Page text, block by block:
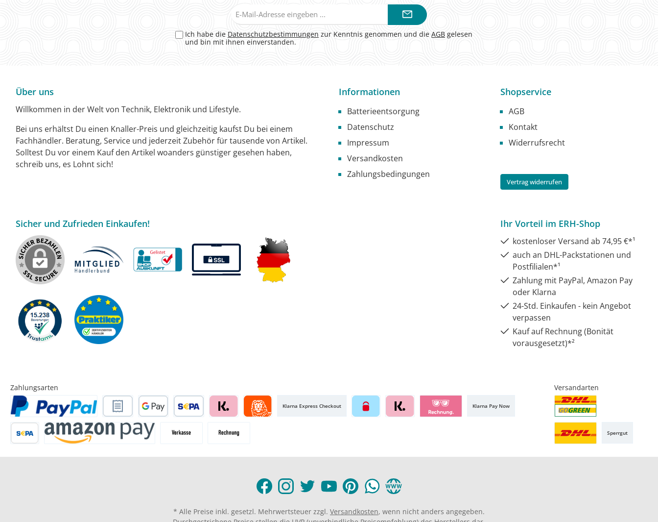
Mail-
Ich habe die Datenschutzbestimmungen zur Kenntnis genommen und die AGB gelesen
und bin mit ihnen einverstanden.
Über uns
Willkommen in der Welt von Technik, Elektronik und Lifestyle.
Bei uns erhältst Du einen Knaller-Preis und gleichzeitig kaufst Du bei einem
Fachhändler. Beratung, Service und jederzeit Zubehör für tausende von Artikel.
Solltest Du vor einem Kauf den Artikel woanders günstiger gesehen haben,
schreib uns, es Lohnt sich!
Informationen
Batterieentsorgung
Datenschutz
Impressum
Versandkosten
Zahlungsbedingungen
Shopservice
AGB
Kontakt
Widerrufsrecht
Vertrag widerrufen
Sicher und Zufrieden Einkaufen! Ihr Vorteil im ERH-Shop
kostenloser Versand ab 74,95 €*¹
auch an DHL-Packstationen und
Postfilialen*¹
Zahlung mit PayPal, Amazon Pay
oder Klarna
24-Std. Einkaufen - kein Angebot
verpassen
Kauf auf Rechnung (Bonität
vorausgesetzt)*²
Zahlungsarten
Klarna Express Checkout Klarna Pay Now
Versandarten
Sperrgut
* Alle Preise inkl. gesetzl. Mehrwertsteuer zzgl. Versandkosten, wenn nicht anders angegeben.